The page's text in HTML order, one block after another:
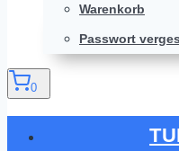
Warenkorb
Passwort
0